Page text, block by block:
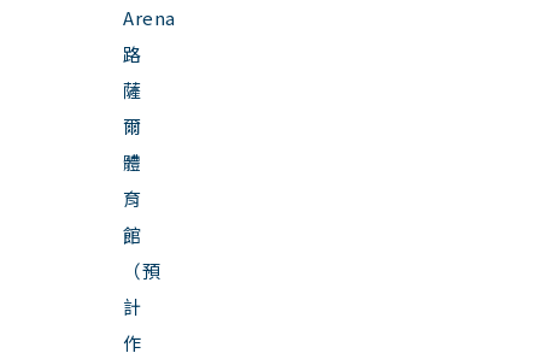
Arena
路
薩
爾
體
育
館
（預
計
作